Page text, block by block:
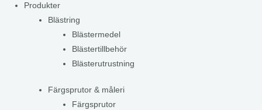
Produkter
Blästring
Blästermedel
Blästertillbehör
Blästerutrustning
Färgsprutor & måleri
Färgsprutor